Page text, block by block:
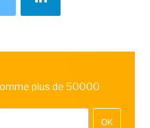
plus de 50000
OK